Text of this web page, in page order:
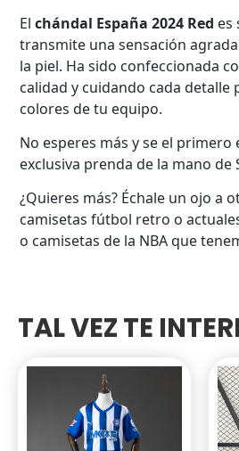
Elchándal España 2024 Red es
transmite una sensación
la piel. Ha sido confeccionada
calidad y cuidando cada detalle
colores de tu equipo.
No esperes más y se el primero
exclusiva prenda de la mano de
¿Quieres más? Échale un ojo a
camisetas fútbol retro o
o camisetas de la NBA que
TAL VEZ TE